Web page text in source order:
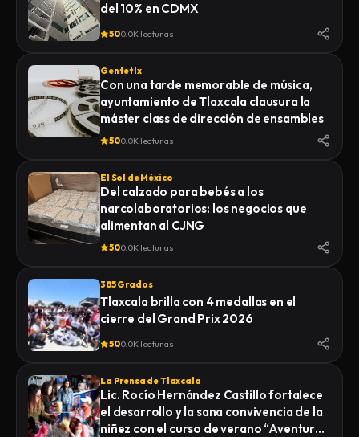
del 10% en CDMX
500.0K lecturas
Gentetlx
Con una tarde memorable de música,
ayuntamiento de Tlaxcala clausura la
máster class de dirección de ensambles
500.0K lecturas
El Sol de México
Del calzado para bebés a los
narcolaboratorios: los negocios que
alimentan al CJNG
500.0K lecturas
385 Grados
Tlaxcala brilla con 4 medallas en el
cierre del Grand Prix 2026
500.0K lecturas
La Prensa de Tlaxcala
Lic. Rocío Hernández Castillo fortalece
el desarrollo y la sana convivencia de la
niñez con el curso de verano “Aventuras